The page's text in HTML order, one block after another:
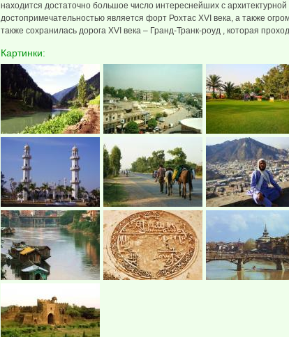
находится достаточно большое число интереснейших с
достопримечательностью является форт Рохтас XVI века, а также
также сохранилась дорога XVI века – Гранд-Транк-роуд , которая
Картинки: